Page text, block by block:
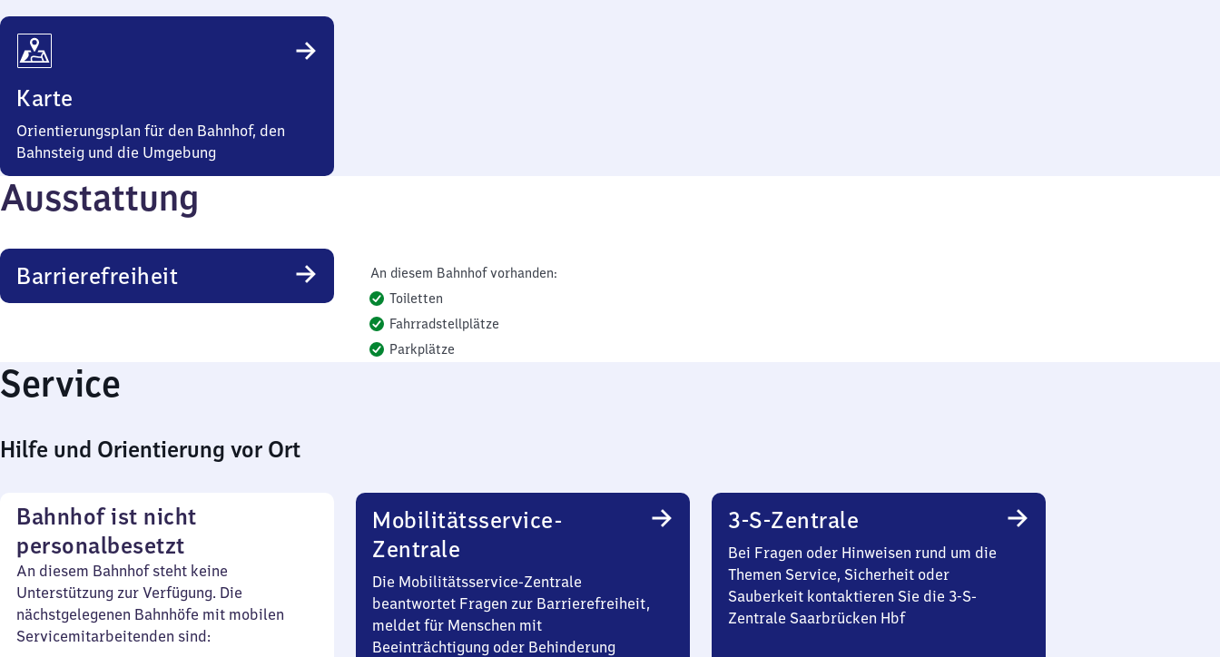
Karte
Orientierungsplan für den Bahnhof, den
Bahnsteig und die Umgebung
Ausstattung
Barrierefreiheit
An diesem Bahnhof vorhanden:
Toiletten
Fahrradstellplätze
Parkplätze
Service
Hilfe und Orientierung vor Ort
Bahnhof ist nicht
personalbesetzt
An diesem Bahnhof steht keine
Unterstützung zur Verfügung. Die
nächstgelegenen Bahnhöfe mit mobilen
Servicemitarbeitenden sind:
Mobilitätsservice-
Zentrale
Die Mobilitätsservice-Zentrale
beantwortet Fragen zur Barrierefreiheit,
meldet für Menschen mit
Beeinträchtigung oder Behinderung
3-S-Zentrale
Bei Fragen oder Hinweisen rund um die
Themen Service, Sicherheit oder
Sauberkeit kontaktieren Sie die 3-S-
Zentrale Saarbrücken Hbf